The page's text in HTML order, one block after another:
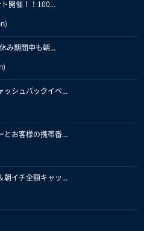
開催！！100...
み期間中も朝...
シュバックイベ...
お客様の携帯番...
イチ全額キャッ...